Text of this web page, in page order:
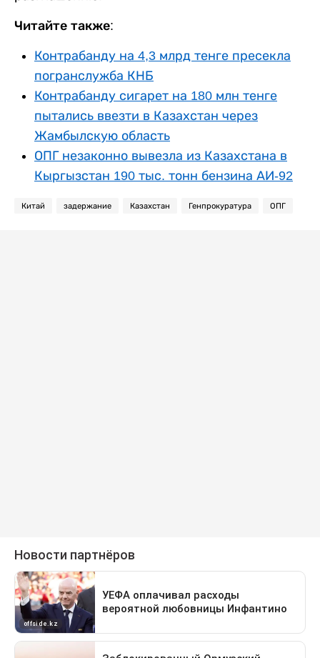
Читайте также:
Контрабанду на 4,3 млрд тенге пресекла
погранслужба КНБ
Контрабанду сигарет на 180 млн тенге
пытались ввезти в Казахстан через
Жамбылскую область
ОПГ незаконно вывезла из Казахстана в
Кыргызстан 190 тыс. тонн бензина АИ-92
Китай задержание Казахстан Генпрокуратура ОПГ